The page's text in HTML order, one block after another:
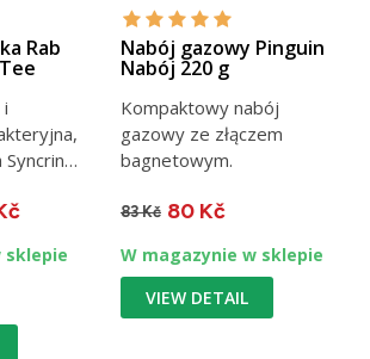
Rab
i
Syncrino
sklepie
Nabój gazowy Pinguin
Nabój 220 g
Kompaktowy nabój
gazowy ze złączem
bagnetowym.
83 Kč 80 Kč
W magazynie w sklepie
VIEW DETAIL